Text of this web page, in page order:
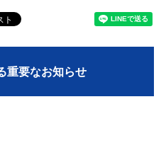
重要なお知らせ